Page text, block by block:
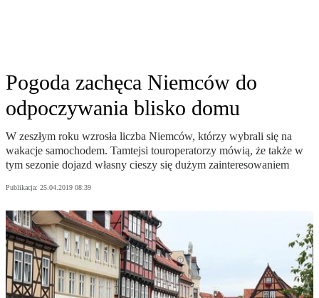
Pogoda zachęca Niemców do
odpoczywania blisko domu
W zeszłym roku wzrosła liczba Niemców, którzy wybrali się na
wakacje samochodem. Tamtejsi touroperatorzy mówią, że także w
tym sezonie dojazd własny cieszy się dużym zainteresowaniem
Publikacja: 25.04.2019 08:39